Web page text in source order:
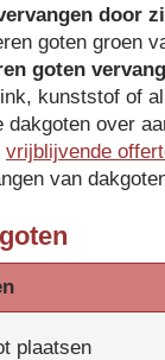
door
goten groen
goten
kunststof of
dakgoten over
vrijblijvende
van
plaatsen